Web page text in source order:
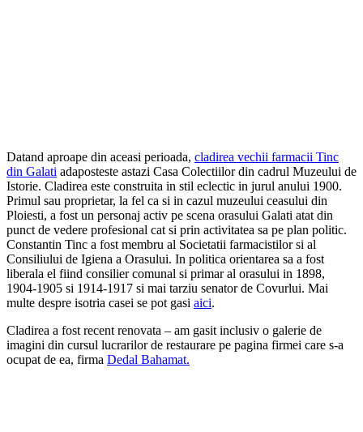
Datand aproape din aceasi perioada, cladirea vechii farmacii Tinc
din Galati adaposteste astazi Casa Colectiilor din cadrul Muzeului de
Istorie. Cladirea este construita in stil eclectic in jurul anului 1900.
Primul sau proprietar, la fel ca si in cazul muzeului ceasului din
Ploiesti, a fost un personaj activ pe scena orasului Galati atat din
punct de vedere profesional cat si prin activitatea sa pe plan politic.
Constantin Tinc a fost membru al Societatii farmacistilor si al
Consiliului de Igiena a Orasului. In politica orientarea sa a fost
liberala el fiind consilier comunal si primar al orasului in 1898,
1904-1905 si 1914-1917 si mai tarziu senator de Covurlui. Mai
multe despre isotria casei se pot gasi aici.
Cladirea a fost recent renovata – am gasit inclusiv o galerie de
imagini din cursul lucrarilor de restaurare pe pagina firmei care s-a
ocupat de ea, firma Dedal Bahamat.